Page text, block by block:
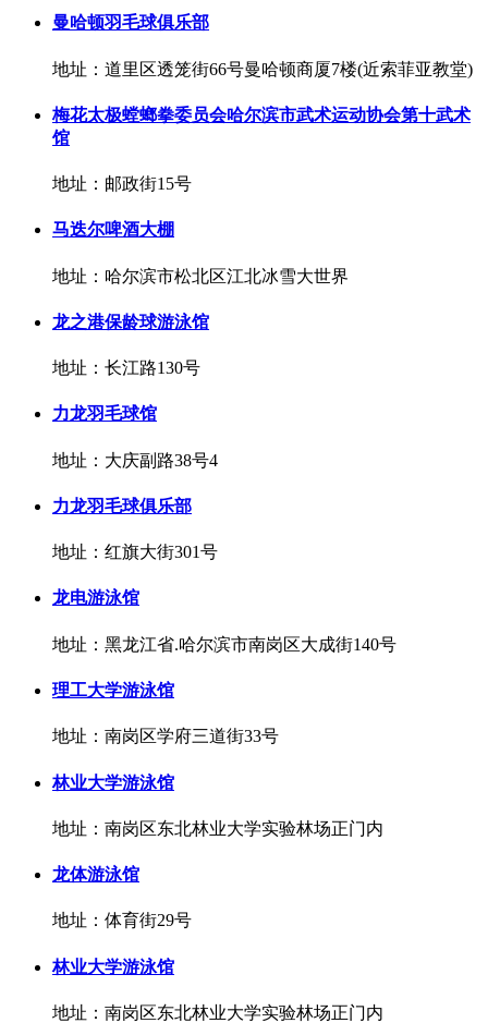
曼哈顿羽毛球俱乐部
地址：道里区透笼街66号曼哈顿商厦7楼(近索菲亚教堂)
梅花太极螳螂拳委员会哈尔滨市武术运动协会第十武术
馆
地址：邮政街15号
马迭尔啤酒大棚
地址：哈尔滨市松北区江北冰雪大世界
龙之港保龄球游泳馆
地址：长江路130号
力龙羽毛球馆
地址：大庆副路38号4
力龙羽毛球俱乐部
地址：红旗大街301号
龙电游泳馆
地址：黑龙江省.哈尔滨市南岗区大成街140号
理工大学游泳馆
地址：南岗区学府三道街33号
林业大学游泳馆
地址：南岗区东北林业大学实验林场正门内
龙体游泳馆
地址：体育街29号
林业大学游泳馆
地址：南岗区东北林业大学实验林场正门内